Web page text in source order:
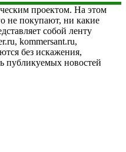
проектом. На этом
не покупают, ни какие
собой ленту
kommersant.ru,
без искажения,
публикуемых новостей